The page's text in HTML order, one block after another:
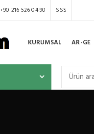
+90 216 526 04 90 SSS
KURUMSAL AR-GE